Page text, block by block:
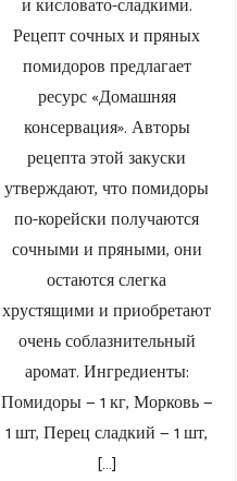
и кисловато-сладкими.
Рецепт сочных и пряных
помидоров предлагает
ресурс «Домашняя
консервация». Авторы
рецепта этой закуски
утверждают, что помидоры
по-корейски получаются
сочными и пряными, они
остаются слегка
хрустящими и приобретают
очень соблазнительный
аромат. Ингредиенты:
Помидоры — 1 кг, Морковь —
1 шт, Перец сладкий — 1 шт,
[…]